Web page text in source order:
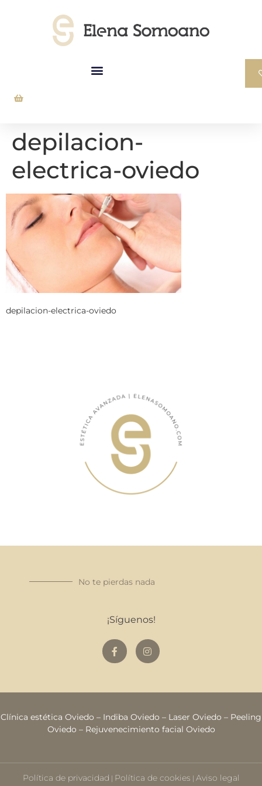
depilacion-
electrica-oviedo
depilacion-electrica-oviedo
No te pierdas nada
¡Síguenos!
Clínica estética Oviedo – Indiba Oviedo – Laser Oviedo – Peeling
Oviedo – Rejuvenecimiento facial Oviedo
Política de privacidad | Política de cookies | Aviso legal